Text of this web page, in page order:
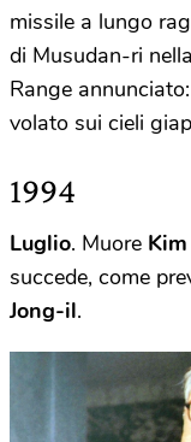
missile a lungo
di Musudan-ri
Range
volato sui cieli
1994
Luglio. Muore
succede, come
Jong-il.